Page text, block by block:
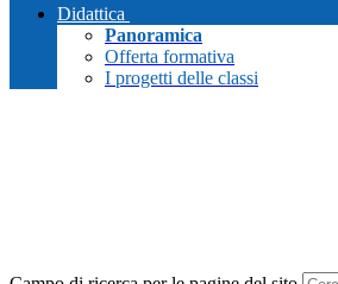
Didattica
Panoramica
Offerta formativa
I progetti delle classi